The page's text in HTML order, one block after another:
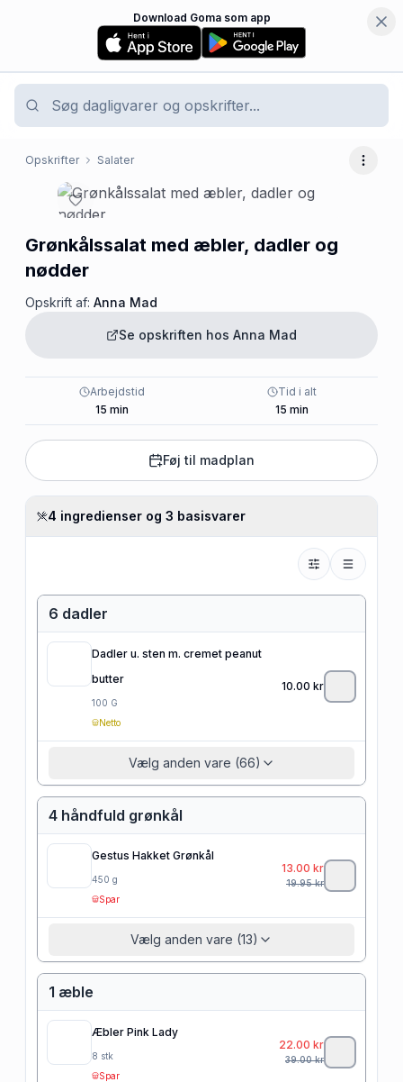
Download Goma som app
Opskrifter Salater Flere
Grønkålssalat med æbler, dadler og
nødder
Opskrift af: Anna Mad
Se opskriften hos Anna Mad
Arbejdstid
15 min
Tid i alt
15 min
Føj til madplan
4 ingredienser og 3 basisvarer
6 dadler
Dadler u. sten m. cremet peanut
butter
100 G
Netto
10.00 kr
Vælg anden vare (66)
4 håndfuld grønkål
Gestus Hakket Grønkål
450 g
Spar
13.00 kr
19.95kr
Vælg anden vare (13)
1 æble
Æbler Pink Lady
8 stk
Spar
22.00 kr
39.00kr